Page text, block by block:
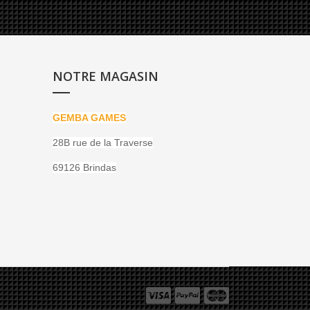
NOTRE MAGASIN
GEMBA GAMES
28B rue de la Traverse
69126 Brindas